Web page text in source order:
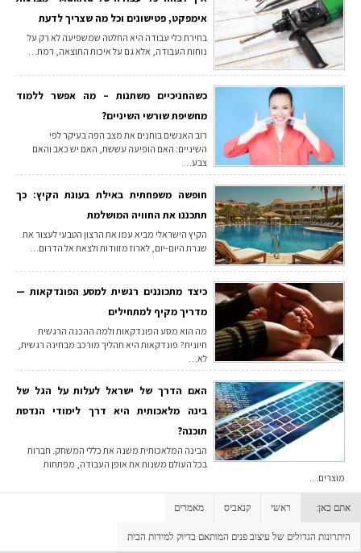
אימפקט, פטישונים וכל מה שצריך לדעת
בחירת כלי עבודה היא החלטה שמשפיעה לא רק על
נוחות העבודה, אלא גם על איכות התוצאה, רמת…
כשהחניכיים משתנות – מה אפשר ללמוד
מחשיפת שורשי השיניים?
רוב האנשים בוחנים את מצב הפה בעיקר לפי
השיניים: האם הופיעה עששת, האם יש כאב והאם
צבע…
חופשה משפחתית באילת בעונת הקיץ: כך
תתכננו את החוויה המושלמת
הקיץ הישראלי מביא עמו את הרצון הטבעי לעצור את
שגרת היום-יום, לארוז מזוודות ולצאת אל הדרום…
כיצד מתכוננים רגשית למסע הפונדקאות —
מדריך מקיף למתחילים
מה הוא מסע הפונדקאות ולמה ההכנה הרגשית
חיונית? פונדקאות היא תהליך מורכב מבחינה רגשית,
לא…
האם הדרך של ישראל לעלות על הגל של
בינה מלאכותית היא דרך לימודי הנדסת
תוכנה?
הבינה המלאכותית משנה את כללי המשחק. חברות
בכל העולם משנות את אופן העבודה, מפתחות
מוצרים…
אתם כאן: ראשי קנאביס מאמרים
היתרונות הגדולים של עיצוב פנים המותאם בדיוק למידות הבית